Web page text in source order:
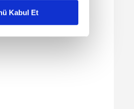
Bu
sunulması
yönelik
Kabul Et